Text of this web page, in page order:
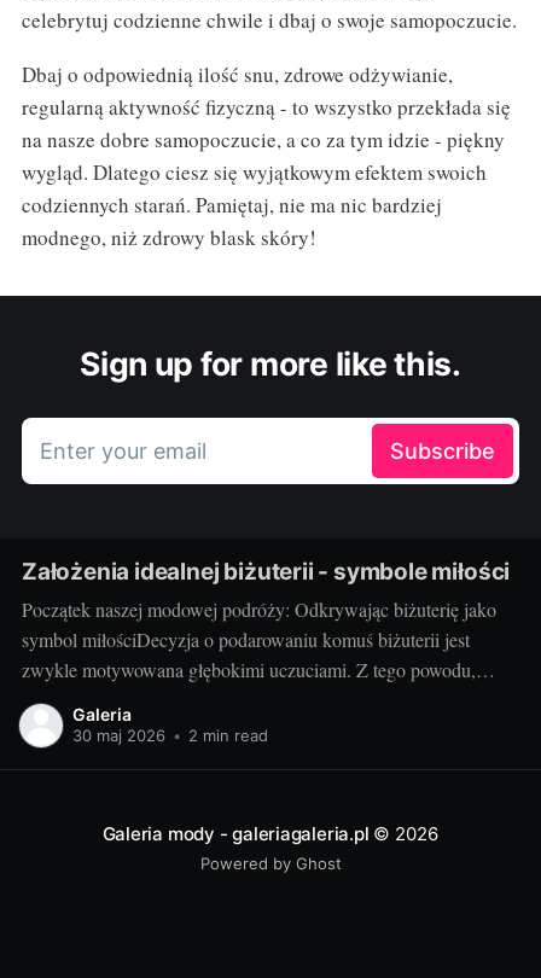
celebrytuj codzienne chwile i dbaj o swoje samopoczucie.
Dbaj o odpowiednią ilość snu, zdrowe odżywianie,
regularną aktywność fizyczną - to wszystko przekłada się
na nasze dobre samopoczucie, a co za tym idzie - piękny
wygląd. Dlatego ciesz się wyjątkowym efektem swoich
codziennych starań. Pamiętaj, nie ma nic bardziej
modnego, niż zdrowy blask skóry!
Sign up for more like this.
Enter your email Subscribe
Założenia idealnej biżuterii - symbole miłości
Początek naszej modowej podróży: Odkrywając biżuterię jako
symbol miłościDecyzja o podarowaniu komuś biżuterii jest
zwykle motywowana głębokimi uczuciami. Z tego powodu,
biżuteria często pełni rolę symbolu miłości, który nie tylko zdobi,
ale także wyraża nasze emocje w wyjątkowy sposób. Czy jest
Galeria
30 maj 2026 • 2 min read
Galeria mody - galeriagaleria.pl © 2026
Powered by Ghost